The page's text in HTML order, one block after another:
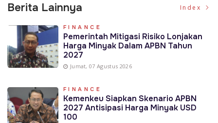
Berita Lainnya Index
FINANCE
Pemerintah Mitigasi Risiko Lonjakan
Harga Minyak Dalam APBN Tahun
2027
Jumat, 07 Agustus 2026
FINANCE
Kemenkeu Siapkan Skenario APBN
2027 Antisipasi Harga Minyak USD
100